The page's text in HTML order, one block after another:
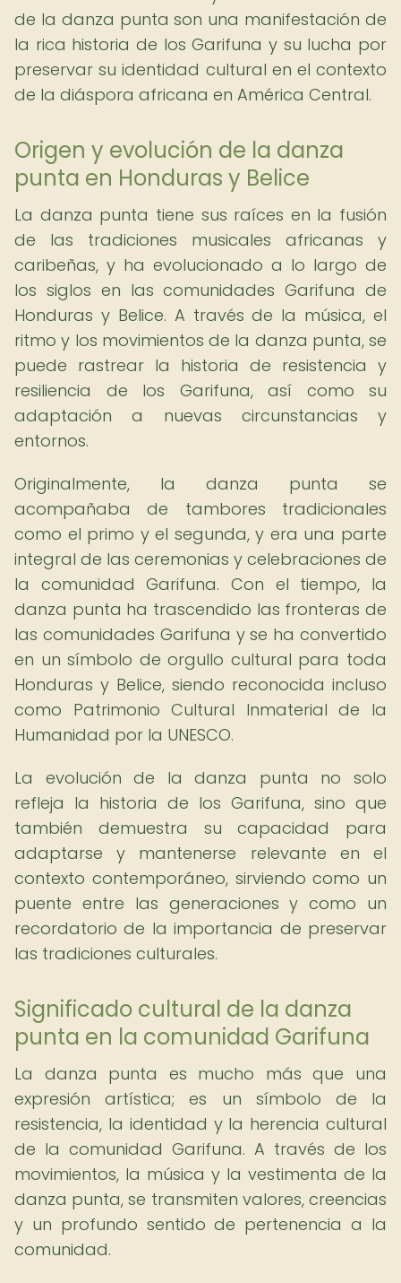
de la danza punta son una manifestación de
la rica historia de los Garifuna y su lucha por
preservar su identidad cultural en el contexto
de la diáspora africana en América Central.
Origen y evolución de la danza
punta en Honduras y Belice
La danza punta tiene sus raíces en la fusión
de las tradiciones musicales africanas y
caribeñas, y ha evolucionado a lo largo de
los siglos en las comunidades Garifuna de
Honduras y Belice. A través de la música, el
ritmo y los movimientos de la danza punta, se
puede rastrear la historia de resistencia y
resiliencia de los Garifuna, así como su
adaptación a nuevas circunstancias y
entornos.
Originalmente, la danza punta se
acompañaba de tambores tradicionales
como el primo y el segunda, y era una parte
integral de las ceremonias y celebraciones de
la comunidad Garifuna. Con el tiempo, la
danza punta ha trascendido las fronteras de
las comunidades Garifuna y se ha convertido
en un símbolo de orgullo cultural para toda
Honduras y Belice, siendo reconocida incluso
como Patrimonio Cultural Inmaterial de la
Humanidad por la UNESCO.
La evolución de la danza punta no solo
refleja la historia de los Garifuna, sino que
también demuestra su capacidad para
adaptarse y mantenerse relevante en el
contexto contemporáneo, sirviendo como un
puente entre las generaciones y como un
recordatorio de la importancia de preservar
las tradiciones culturales.
Significado cultural de la danza
punta en la comunidad Garifuna
La danza punta es mucho más que una
expresión artística; es un símbolo de la
resistencia, la identidad y la herencia cultural
de la comunidad Garifuna. A través de los
movimientos, la música y la vestimenta de la
danza punta, se transmiten valores, creencias
y un profundo sentido de pertenencia a la
comunidad.